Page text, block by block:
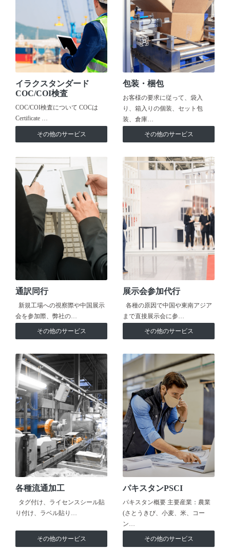
イラクスタンダード
COC/COI検査
COC/COI検査について COCは
Certificate …
その他のサービス
包装・梱包
お客様の要求に従って、袋入
り、箱入りの個装、セット包
装、倉庫…
その他のサービス
通訳同行
新規工場への視察際や中国展示
会を参加際、弊社の…
その他のサービス
展示会参加代行
各種の原因で中国や東南アジア
まで直接展示会に参…
その他のサービス
各種流通加工
タグ付け、ライセンスシール貼
り付け、ラベル貼り…
その他のサービス
パキスタンPSCI
パキスタン概要 主要産業：農業
(さとうきび、小麦、米、コー
ン…
その他のサービス